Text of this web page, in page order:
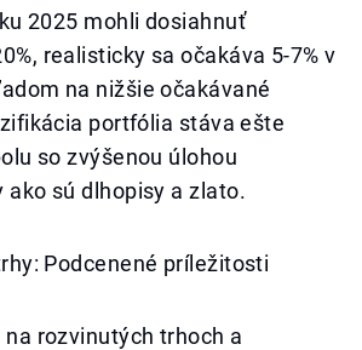
2025 mohli dosiahnuť
realisticky sa očakáva 5-7% v
na nižšie očakávané
portfólia stáva ešte
so zvýšenou úlohou
ako sú dlhopisy a zlato.
Podcenené príležitosti
rozvinutých trhoch a